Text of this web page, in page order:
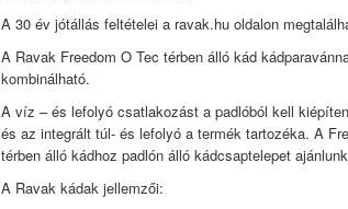
A 30 év jótállás feltételei a ravak.hu oldalon
A Ravak Freedom O Tec térben álló kád
kombinálható.
A víz – és lefolyó csatlakozást a padlóból kell
és az integrált túl- és lefolyó a termék tartozéka. A
térben álló kádhoz padlón álló kádcsaptelepet
A Ravak kádak jellemzői: